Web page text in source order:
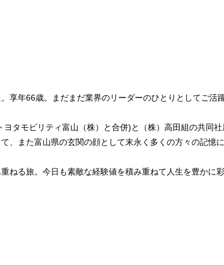
享年66歳。まだまだ業界のリーダーのひとりとしてご活
タモビリティ富山（株）と合併)と（株）高田組の共同
、また富山県の玄関の顔として末永く多くの方々の記憶
ねる旅。今日も素敵な経験値を積み重ねて人生を豊かに彩